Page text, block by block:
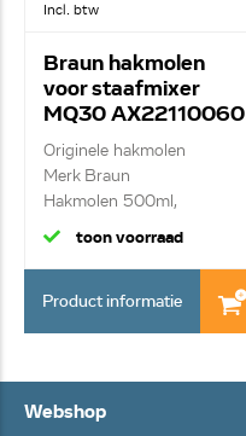
Incl. btw
Braun hakmolen
voor staafmixer
MQ30 AX22110060
Originele hakmolen
Merk Braun
Hakmolen 500ml,
compleet met...
toon voorraad
Product informatie
Webshop